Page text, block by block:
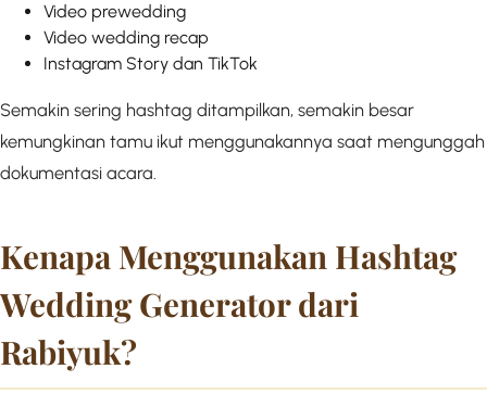
Video prewedding
Video wedding recap
Instagram Story dan TikTok
Semakin sering hashtag ditampilkan, semakin besar
kemungkinan tamu ikut menggunakannya saat mengunggah
dokumentasi acara.
Kenapa Menggunakan Hashtag
Wedding Generator dari
Rabiyuk?